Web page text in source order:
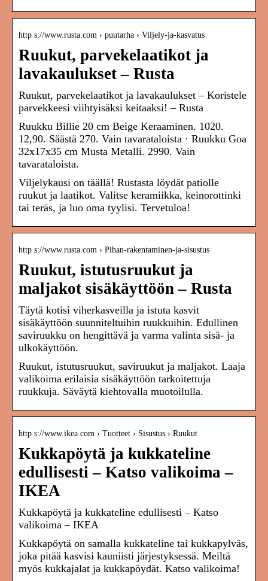
http s://www.rusta.com › puutarha › Viljely-ja-kasvatus
Ruukut, parvekelaatikot ja
lavakaulukset – Rusta
Ruukut, parvekelaatikot ja lavakaulukset – Koristele
parvekkeesi viihtyisäksi keitaaksi! – Rusta
Ruukku Billie 20 cm Beige Keraaminen. 1020.
12,90. Säästä 270. Vain tavarataloista · Ruukku Goa
32x17x35 cm Musta Metalli. 2990. Vain
tavarataloista.
Viljelykausi on täällä! Rustasta löydät patiolle
ruukut ja laatikot. Valitse keramiikka, keinorottinki
tai teräs, ja luo oma tyylisi. Tervetuloa!
http s://www.rusta.com › Pihan-rakentaminen-ja-sisustus
Ruukut, istutusruukut ja
maljakot sisäkäyttöön – Rusta
Täytä kotisi viherkasveilla ja istuta kasvit
sisäkäyttöön suunniteltuihin ruukkuihin. Edullinen
saviruukku on hengittävä ja varma valinta sisä- ja
ulkokäyttöön.
Ruukut, istutusruukut, saviruukut ja maljakot. Laaja
valikoima erilaisia sisäkäyttöön tarkoitettuja
ruukkuja. Säväytä kiehtovalla muotoilulla.
http s://www.ikea.com › Tuotteet › Sisustus › Ruukut
Kukkapöytä ja kukkateline
edullisesti – Katso valikoima –
IKEA
Kukkapöytä ja kukkateline edullisesti – Katso
valikoima – IKEA
Kukkapöytä on samalla kukkateline tai kukkapylväs,
joka pitää kasvisi kauniisti järjestyksessä. Meiltä
myös kukkajalat ja kukkapöydät. Katso valikoima!